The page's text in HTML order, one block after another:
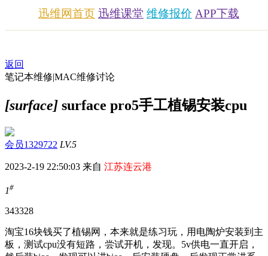
迅维网首页 迅维课堂 维修报价 APP下载
返回
笔记本维修|MAC维修讨论
[surface] surface pro5手工植锡安装cpu
会员1329722 LV.5
2023-2-19 22:50:03 来自 江苏连云港
1#
343328
淘宝16块钱买了植锡网，本来就是练习玩，用电陶炉安装到主
板，测试cpu没有短路，尝试开机，发现。5v供电一直开启，